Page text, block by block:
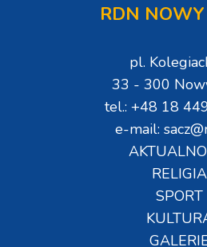
RDN
pl.
33 - 300
tel.: +48 18
e-mail:
RELIGIA
SPORT